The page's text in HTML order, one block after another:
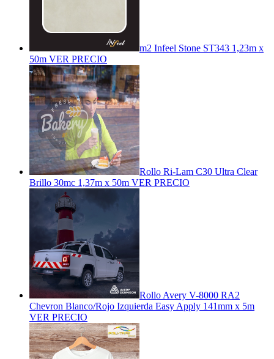
m2 Infeel Stone ST343 1,23m x
50m VER PRECIO
Rollo Ri-Lam C30 Ultra Clear
Brillo 30mc 1,37m x 50m VER PRECIO
Rollo Avery V-8000 RA2
Chevron Blanco/Rojo Izquierda Easy Apply 141mm x 5m
VER PRECIO